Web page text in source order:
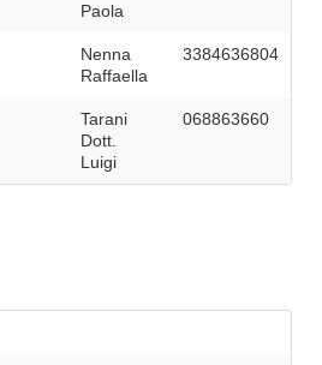
Paola
Nenna
Raffaella
3384636804
Tarani
Dott.
Luigi
068863660